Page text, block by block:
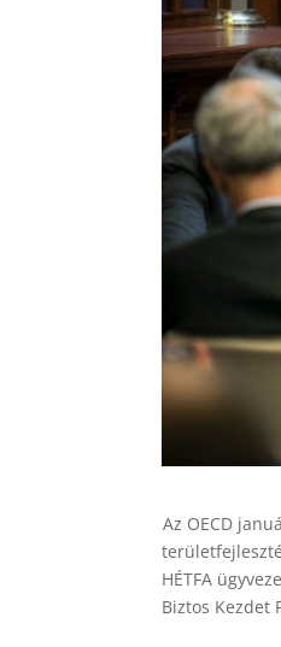
Az OECD
HÉTFA
Biztos Kezdet